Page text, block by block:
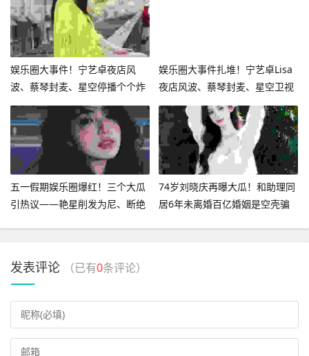
娱乐圈大事件！宁艺卓夜店风
波、蔡琴封麦、星空停播个个炸
热搜
娱乐圈大事件扎堆！宁艺卓Lisa
夜店风波、蔡琴封麦、星空卫视
停播个个炸热搜
五一假期娱乐圈爆红！三个大瓜
引热议——艳星削发为尼、断绝
74岁刘晓庆再曝大瓜！和助理同
居6年未离婚百亿婚姻是空壳骗
发表评论 （已有0条评论）